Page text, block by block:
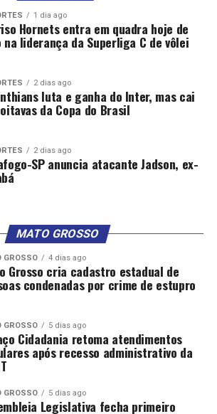
AGRICULTURA
na Amazônia, FAO investe na
na atividade
altos: o que esperar do próximo
1 dia ago
Hornets entra em quadra hoje de
na liderança da Superliga C de vôlei
2 dias ago
luta e ganha do Inter, mas cai
da Copa do Brasil
2 dias ago
SP anuncia atacante Jadson, ex-
MATO GROSSO
GROSSO 4 dias ago
Grosso cria cadastro estadual de
condenadas por crime de estupro
GROSSO 5 dias ago
Cidadania retoma atendimentos
após recesso administrativo da
GROSSO 5 dias ago
Legislativa fecha primeiro